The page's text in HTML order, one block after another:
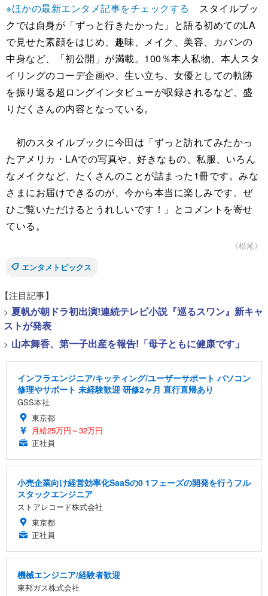
※ほかの最新エンタメ記事をチェックする
スタイルブッ
クでは自身が「ずっと行きたかった」と語る初めてのLA
で見せた素顔をはじめ、趣味、メイク、美容、カバンの
中身など、「初公開」が満載。100％本人私物、本人スタ
イリングのコーデ企画や、生い立ち、女優としての軌跡
を振り返る超ロングインタビューが収録されるなど、盛
りだくさんの内容となっている。
初のスタイルブックに今田は「ずっと訪れてみたかっ
たアメリカ・LAでの写真や、好きなもの、私服、いろん
なメイクなど、たくさんのことが詰まった1冊です。みな
さまにお届けできるのが、今から本当に楽しみです。ぜ
ひご覧いただけるとうれしいです！」とコメントを寄せ
ている。
《松尾》
エンタメトピックス
【注目記事】
> 夏帆が朝ドラ初出演!連続テレビ小説『巡るスワン』新キャ
ストが発表
> 山本舞香、第一子出産を報告!「母子ともに健康です」
インフラエンジニア/キッティング/ユーザーサポート パソコン
修理やサポート 未経験歓迎 研修2ヶ月 直行直帰あり
GSS本社
東京都
月給25万円～32万円
正社員
小売企業向け経営効率化SaaSの0 1フェーズの開発を行うフル
スタックエンジニア
ストアレコード株式会社
東京都
正社員
機械エンジニア/経験者歓迎
東邦ガス株式会社